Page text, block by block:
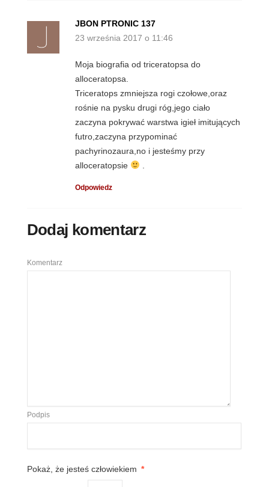
JBON PTRONIC 137
23 września 2017 o 11:46
Moja biografia od triceratopsa do
alloceratopsa.
Triceratops zmniejsza rogi czołowe,oraz
rośnie na pysku drugi róg,jego ciało
zaczyna pokrywać warstwa igieł imitujących
futro,zaczyna przypominać
pachyrinozaura,no i jesteśmy przy
alloceratopsie
Odpowiedz
Dodaj komentarz
Komentarz
Podpis
Pokaż, że jesteś człowiekiem *